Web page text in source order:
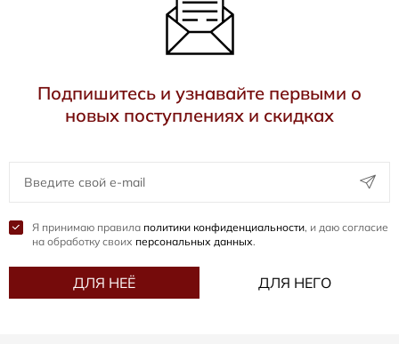
Подпишитесь и узнавайте первыми о
новых поступлениях и скидках
Я принимаю правила политики конфиденциальности, и даю согласие
на обработку своих персональных данных.
ДЛЯ НЕЁ ДЛЯ НЕГО